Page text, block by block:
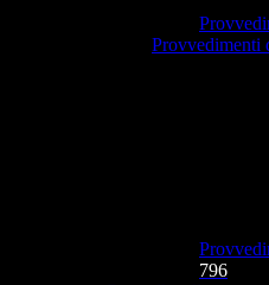
Provvedimenti
796